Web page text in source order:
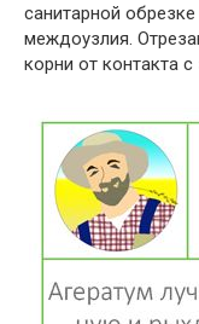
санитарной
междоузлия.
корни от контакта с